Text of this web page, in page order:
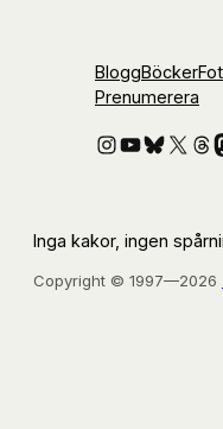
BloggBöcker
Prenumerera
Instagram
YouTube
X
Inga kakor, ingen
Copyright © 1997—2026